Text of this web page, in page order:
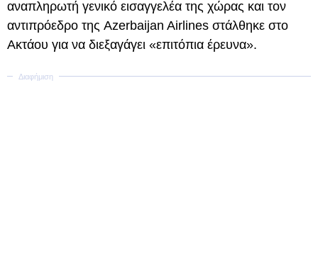
αναπληρωτή γενικό εισαγγελέα της χώρας και τον
αντιπρόεδρο της Azerbaijan Airlines στάλθηκε στο
Ακτάου για να διεξαγάγει «επιτόπια έρευνα».